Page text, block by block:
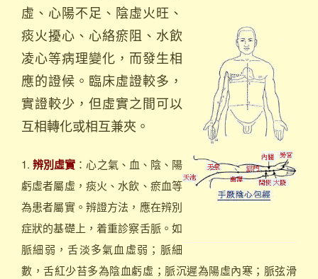
虛、心陽不足、陰虛火旺、
痰火擾心、心絡瘀阻、水飲
凌心等病理變化，而發生相
應的證候。臨床虛證較多，
實證較少，但虛實之間可以
互相轉化或相互兼夾。
1.辨別虛實 ：心之氣、血、陰、陽
虧虛者屬虛，痰火、水飲、瘀血等
為患者屬實。辨證方法，應在辨別
症狀的基礎上，着重診察舌脈。如
脈細弱，舌淡多氣血虛弱；脈細
數，舌紅少苔多為陰血虧虛；脈沉遲為陽虛內寒；脈弦滑